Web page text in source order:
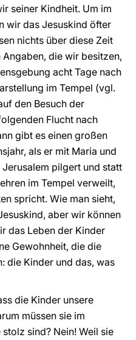
seiner Kindheit. Um im
wir das Jesuskind öfter
nichts über diese Zeit
die wir besitzen,
acht Tage nach
im Tempel (vgl.
den Besuch der
Flucht nach
gibt es einen großen
als er mit Maria und
pilgert und statt
im Tempel verweilt,
spricht. Wie man sieht,
aber wir können
das Leben der Kinder
Gewohnheit, die die
die Kinder und das, was
die Kinder unsere
müssen sie im
sind? Nein! Weil sie